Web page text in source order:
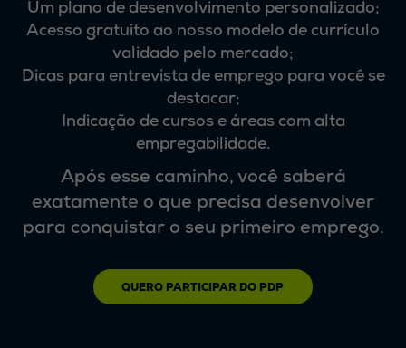
Um plano de desenvolvimento personalizado;
Acesso gratuito ao nosso modelo de currículo
validado pelo mercado;
Dicas para entrevista de emprego para você se
destacar;
Indicação de cursos e áreas com alta
empregabilidade.
Após esse caminho, você saberá
exatamente o que precisa desenvolver
para conquistar o seu primeiro emprego.
QUERO PARTICIPAR DO PDP